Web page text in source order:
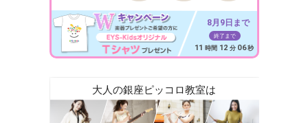
8月9日まで
終了まで
11 時間 12 分 04 秒
大人の銀座ピッコロ教室は